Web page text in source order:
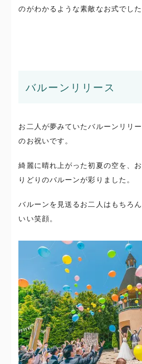
のがわかるような素敵なお式でした
バルーンリリース
お二人が夢みていたバルーンリリ
のお祝いです。
綺麗に晴れ上がった初夏の空を、
りどりのバルーンが彩りました。
バルーンを見送るお二人はもちろ
いい笑顔。